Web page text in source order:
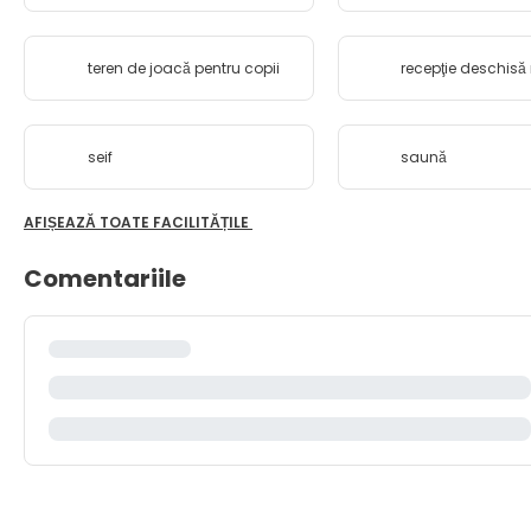
teren de joacă pentru copii recepţie
seif saună
AFIȘEAZĂ TOATE FACILITĂȚILE
Comentariile